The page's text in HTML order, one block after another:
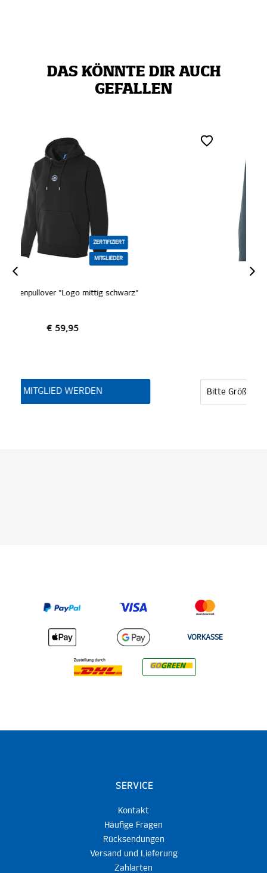
DAS KÖNNTE DIR AUCH
GEFALLEN
Sweatshirt "Jeppe"
VORKASSE
SERVICE
Kontakt
Häufige Fragen
Rücksendungen
Versand und Lieferung
Zahlarten